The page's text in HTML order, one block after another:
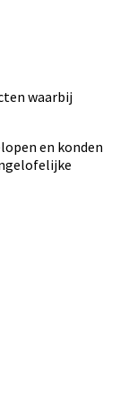
waarbij
en konden